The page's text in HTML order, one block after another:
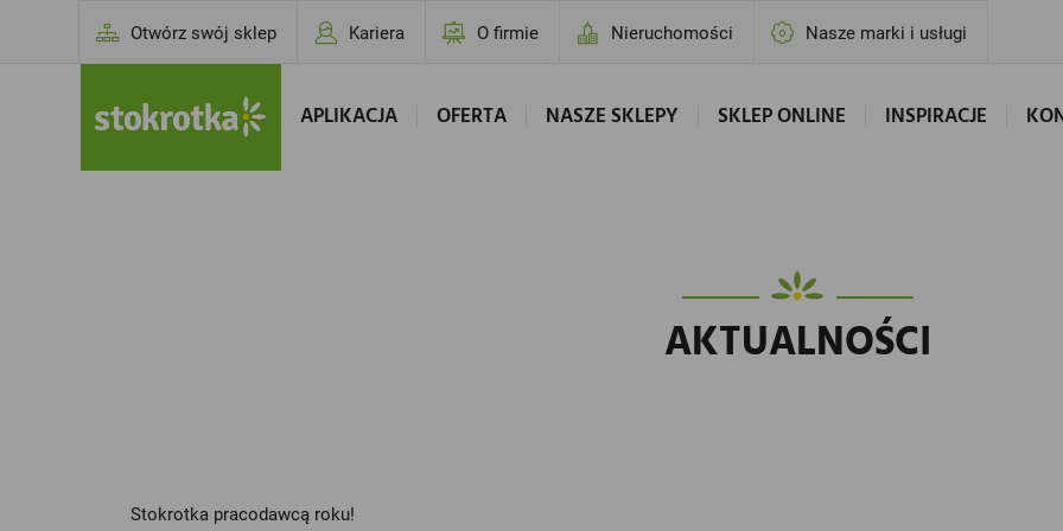
Otwórz swój sklep Kariera O firmie Nieruchomości Nasze marki i usługi
APLIKACJA OFERTA NASZE SKLEPY SKLEP ONLINE INSPIRACJE
AKTUALNOŚCI
Stokrotka pracodawcą roku!